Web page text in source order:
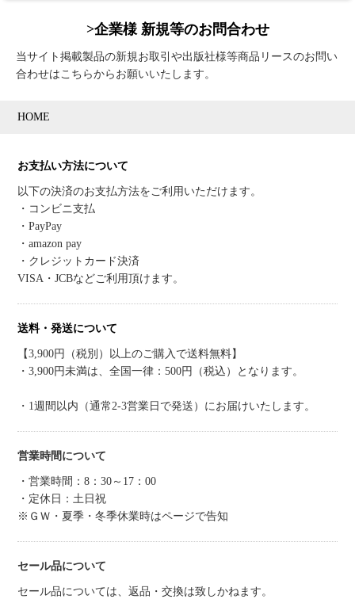
>企業様 新規等のお問合わせ
当サイト掲載製品の新規お取引や出版社様等商品リースのお問い
合わせはこちらからお願いいたします。
HOME
お支払い方法について
以下の決済のお支払方法をご利用いただけます。
・コンビニ支払
・PayPay
・amazon pay
・クレジットカード決済
VISA・JCBなどご利用頂けます。
送料・発送について
【3,900円（税別）以上のご購入で送料無料】
・3,900円未満は、全国一律：500円（税込）となります。
・1週間以内（通常2-3営業日で発送）にお届けいたします。
営業時間について
・営業時間：8：30～17：00
・定休日：土日祝
※ＧＷ・夏季・冬季休業時はページで告知
セール品について
セール品については、返品・交換は致しかねます。